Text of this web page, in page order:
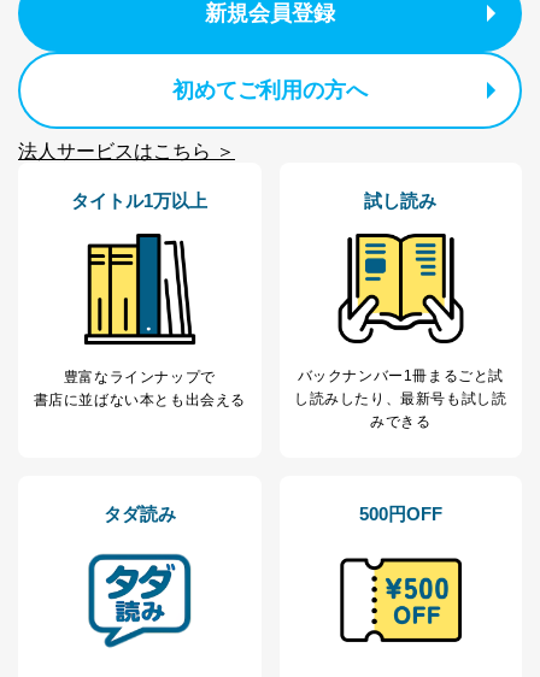
新規会員登録
初めてご利用の方へ
法人サービスはこちら ＞
タイトル1万以上
豊富なラインナップで
書店に並ばない本とも出会える
試し読み
バックナンバー1冊まるごと試
し読み したり、最新号も試し読
みできる
タダ読み 500円OFF